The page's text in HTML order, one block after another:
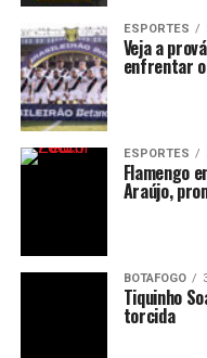
ESPORTES
Veja a
enfrentar
ESPORTES
Flamengo
Araújo,
BOTAFOGO
Tiquinho
torcida